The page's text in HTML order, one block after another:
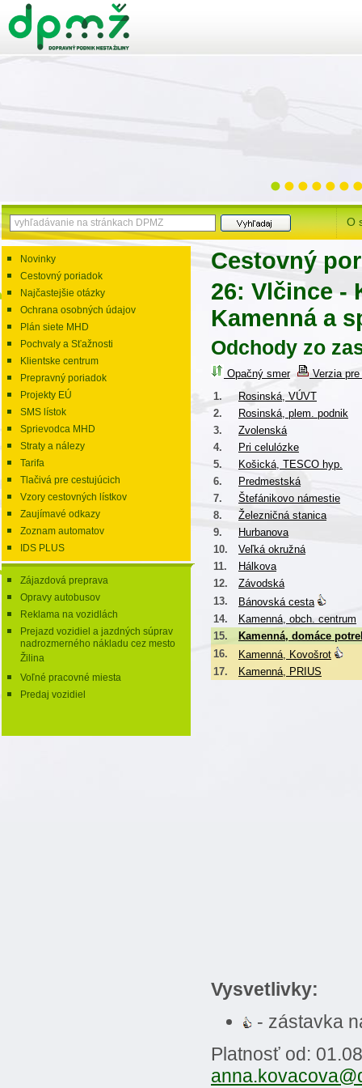
O
Novinky
Cestovný poriadok
Najčastejšie otázky
Ochrana osobných údajov
Plán siete MHD
Pochvaly a Sťažnosti
Klientske centrum
Prepravný poriadok
Projekty EÚ
SMS lístok
Sprievodca MHD
Straty a nálezy
Tarifa
Tlačivá pre cestujúcich
Vzory cestovných lístkov
Zaujímavé odkazy
Zoznam automatov
IDS PLUS
Zájazdová preprava
Opravy autobusov
Reklama na vozidlách
Prejazd vozidiel a jazdných súprav
nadrozmerného nákladu cez mesto
Žilina
Voľné pracovné miesta
Predaj vozidiel
Cestovný
26: Vlčince -
Kamenná a
Odchody zo
Opačný smer
Verzia
1.
Rosinská, VÚVT
2.
Rosinská, plem. podnik
3.
Zvolenská
4.
Pri celulózke
5.
Košická, TESCO hyp.
6.
Predmestská
7.
Štefánikovo námestie
8.
Železničná stanica
9.
Hurbanova
10.
Veľká okružná
11.
Hálkova
12.
Závodská
13.
Bánovská cesta
14.
Kamenná, obch. centrum
15.
Kamenná, domáce
16.
Kamenná, Kovošrot
17.
Kamenná, PRIUS
Vysvetlivky:
- zástavka
Platnosť od: